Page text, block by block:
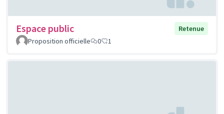
Espace public
Retenue
Proposition officielle
0 1